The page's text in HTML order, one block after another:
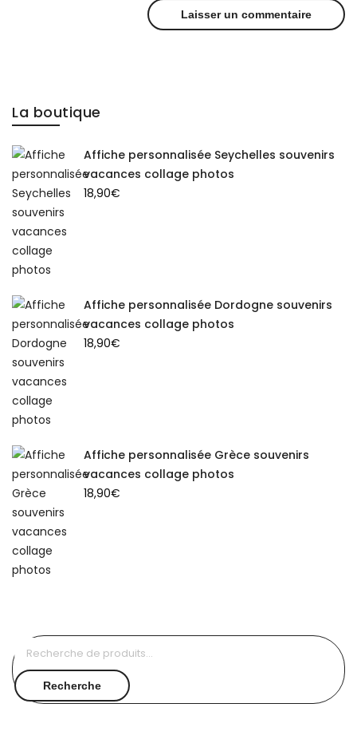
La boutique
Affiche personnalisée Seychelles souvenirs
vacances collage photos
18,90€
Affiche personnalisée Dordogne souvenirs
vacances collage photos
18,90€
Affiche personnalisée Grèce souvenirs
vacances collage photos
18,90€
Recherche